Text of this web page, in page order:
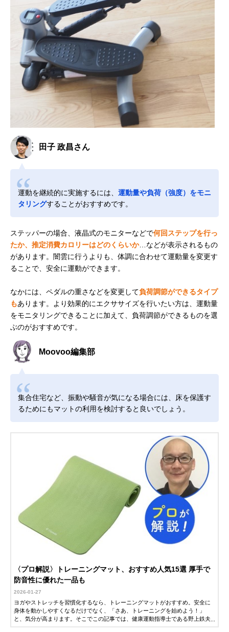
田子 政昌さん
運動を継続的に実施するには、 運動量や負荷（強度）をモニ
タリングすることがおすすめです。
ステッパーの場合、液晶式のモニターなどで何回ステップを行っ
たか、推定消費カロリーはどのくらいか…などが表示されるもの
があります。闇雲に行うよりも、体調に合わせて運動量を変更す
ることで、安全に運動ができます。
なかには、ペダルの重さなどを変更して負荷調節ができるタイプ
もあります。より効果的にエクササイズを行いたい方は、運動量
をモニタリングできることに加えて、負荷調節ができるものを選
ぶのがおすすめです。
Moovoo編集部
集合住宅など、振動や騒音が気になる場合には、床を保護す
るためにもマットの利用を検討すると良いでしょう。
〈プロ解説〉トレーニングマット、おすすめ人気15選 厚手で
防音性に優れた一品も
2026-01-27
ヨガやストレッチを習慣化するなら、トレーニングマットがおすすめ。安全に
身体を動かしやすくなるだけでなく、「さあ、トレーニングを始めよう！」
と、気分が高まります。そこでこの記事では、健康運動指導士である野上鉄夫